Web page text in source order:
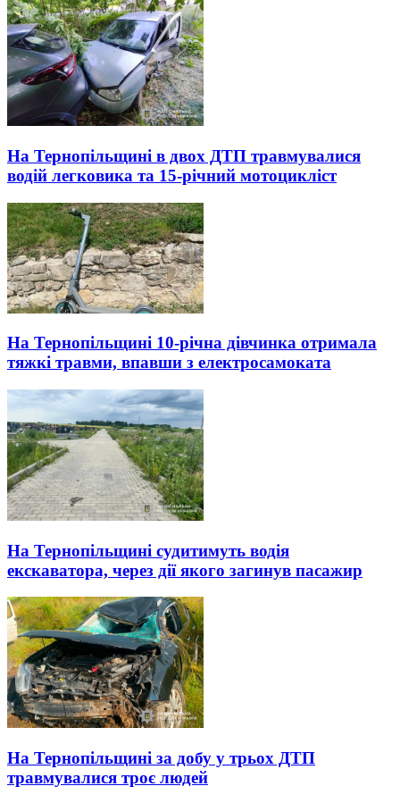
На Тернопільщині в двох ДТП травмувалися
водій легковика та 15-річний мотоцикліст
На Тернопільщині 10-річна дівчинка отримала
тяжкі травми, впавши з електросамоката
На Тернопільщині судитимуть водія
екскаватора, через дії якого загинув пасажир
На Тернопільщині за добу у трьох ДТП
травмувалися троє людей